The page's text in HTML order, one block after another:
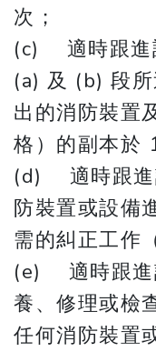
次；
(c) 適時跟進
(a) 及 (b) 段
出的消防裝置
格）的副本於
(d) 適時跟進
防裝置或設備
需的糾正工作
(e) 適時跟進
養、修理或檢
任何消防裝置